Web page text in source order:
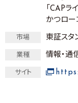
「CAPラ
かつロー
市場 東証スタ
業種 情報・通
サイト